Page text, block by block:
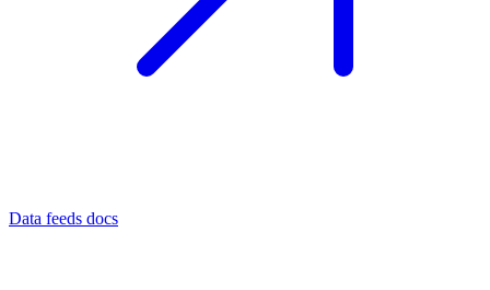
Data feeds docs